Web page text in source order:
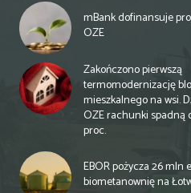
mBank dofinansuje
OZE
Zakończono pierwszą
termomodernizację
mieszkalnego na wsi.
OZE rachunki spadną
proc.
EBOR pożycza 26 mln
biometanownię na